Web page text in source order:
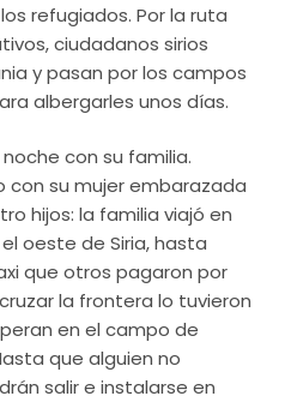
refugiados. Por la ruta
ciudadanos sirios
y pasan por los campos
albergarles unos días.
con su familia.
con su mujer embarazada
hijos: la familia viajó en
oeste de Siria, hasta
que otros pagaron por
la frontera lo tuvieron
en el campo de
que alguien no
salir e instalarse en